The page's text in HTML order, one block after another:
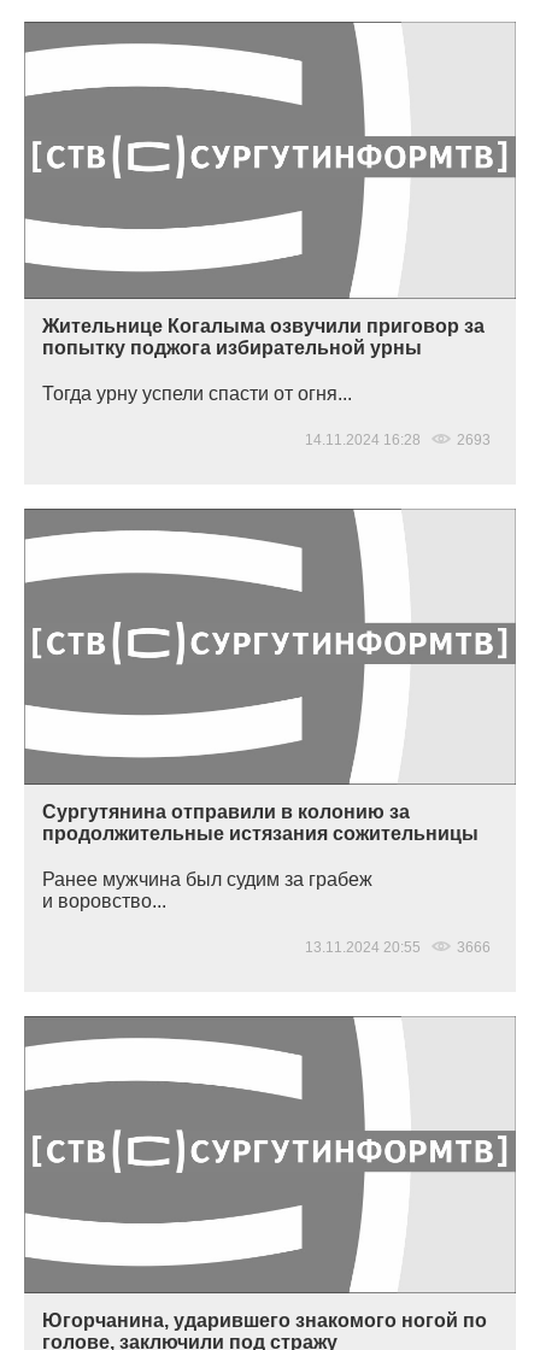
Жительнице Когалыма озвучили приговор за
попытку поджога избирательной урны
Тогда урну успели спасти от огня...
14.11.2024 16:28 2693
Сургутянина отправили в колонию за
продолжительные истязания сожительницы
Ранее мужчина был судим за грабеж
и воровство...
13.11.2024 20:55 3666
Югорчанина, ударившего знакомого ногой по
голове, заключили под стражу